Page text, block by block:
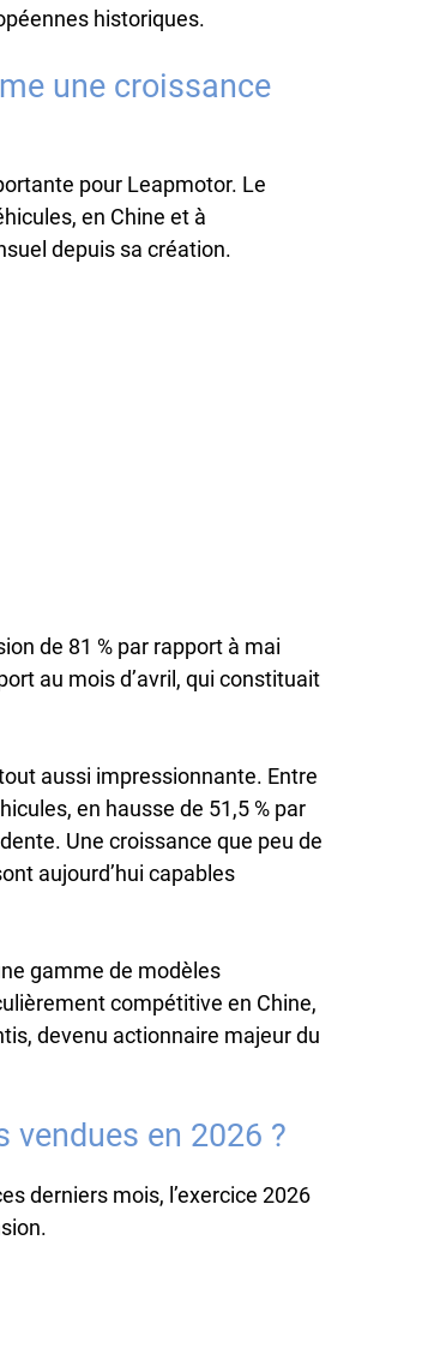
historiques.
une croissance
pour Leapmotor. Le
en Chine et à
depuis sa création.
de 81 % par rapport à mai
au mois d’avril, qui constituait
aussi impressionnante. Entre
en hausse de 51,5 % par
Une croissance que peu de
aujourd’hui capables
gamme de modèles
compétitive en Chine,
devenu actionnaire majeur du
vendues en 2026 ?
derniers mois, l’exercice 2026